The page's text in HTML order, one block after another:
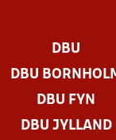
DBU
DBU
DBU FYN
DBU JYLLAND